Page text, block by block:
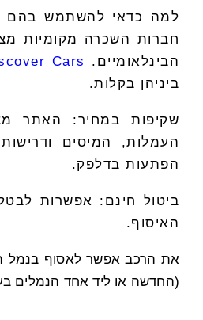
למה כדאי להשתמש בהם
חברות השכרה מקומיות
הבינלאומיים.
Cars
ביניהן בקלות.
שקיפות במחיר: האתר
העמלות, המיסים
הפתעות בדלפק.
האיסוף.
את הרכב אפשר לאסוף בנמל
(החדשה או ליד אחד הנמלים